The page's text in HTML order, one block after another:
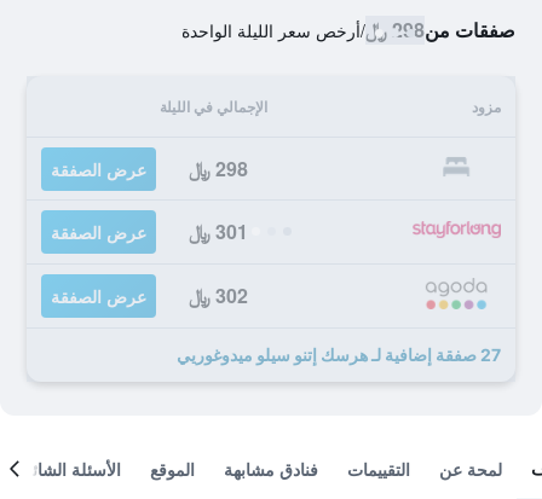
صفقات من298 ﷼ /أرخص سعر الليلة الواحدة
مزود الإجمالي في الليلة
298 ﷼ عرض الصفقة
301 ﷼ عرض الصفقة
302 ﷼ عرض الصفقة
27 صفقة إضافية لـ هرسك إتنو سيلو ميدوغوريي
لمحة عن التقييمات فنادق مشابهة الموقع الأسئلة الشائعة